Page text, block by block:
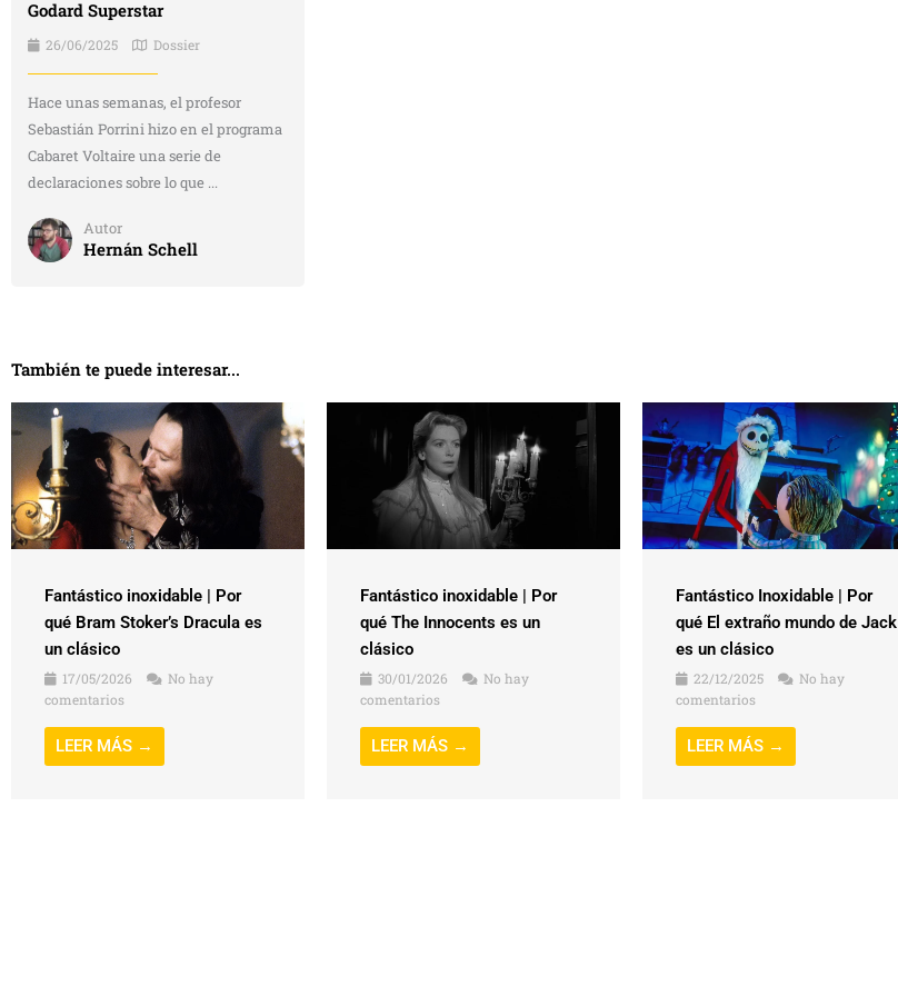
Godard Superstar
26/06/2025 Dossier
Hace unas semanas, el profesor
Sebastián Porrini hizo en el programa
Cabaret Voltaire una serie de
declaraciones sobre lo que ...
Autor
Hernán Schell
También te puede interesar...
Fantástico inoxidable | Por
qué Bram Stoker’s Dracula es
un clásico
17/05/2026
No hay
comentarios
LEER MÁS →
Fantástico inoxidable | Por
qué The Innocents es un
clásico
30/01/2026
No hay
comentarios
LEER MÁS →
Fantástico Inoxidable | Por
qué El extraño mundo de Jack
es un clásico
22/12/2025
No hay
comentarios
LEER MÁS →